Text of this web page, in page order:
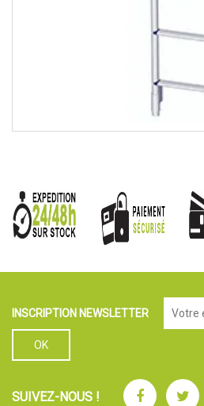
INSCRIPTION NEWSLETTER
SUIVEZ-NOUS ! Facebook